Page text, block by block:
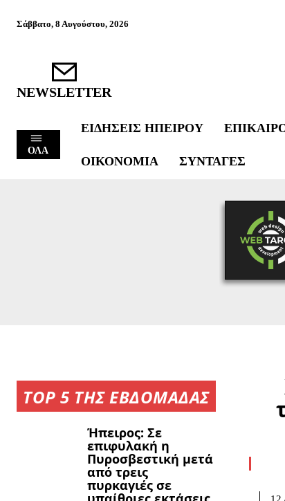
Σάββατο, 8 Αυγούστου, 2026
NEWSLETTER
ΟΛΑ
ΕΙΔΉΣΕΙΣ ΗΠΕΊΡΟΥ
ΟΙΚΟΝΟΜΊΑ ΣΥΝΤΑΓΈΣ
TOP 5 ΤΗΣ ΕΒΔΟΜΑΔΑΣ
Ήπειρος: Σε
επιφυλακή η
Πυροσβεστική μετά
από τρεις
πυρκαγιές σε
12